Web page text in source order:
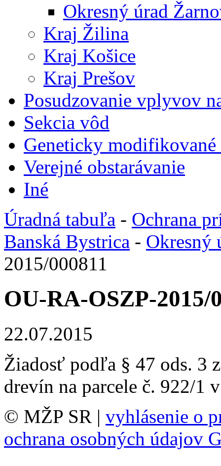
Okresný úrad
Kraj Žilina
Kraj Košice
Kraj Prešov
Posudzovanie vplyvov
Sekcia vôd
Geneticky
Verejné obstarávanie
Iné
Úradná tabuľa - Ochrana
Banská Bystrica - Okresný
2015/000811
OU-RA-OSZP-2015/
22.07.2015
Žiadosť podľa § 47 ods. 3
drevín na parcele č. 922/1
© MŽP SR | vyhlásenie o
ochrana osobných údajov